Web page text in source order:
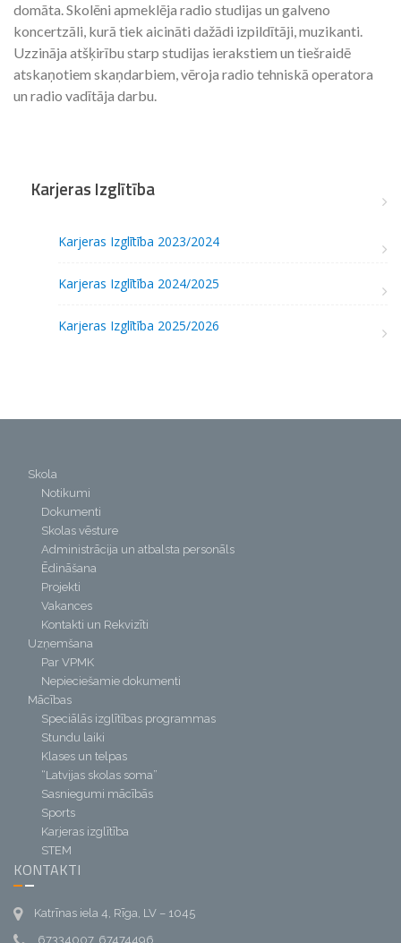
domāta. Skolēni apmeklēja radio studijas un galveno
koncertzāli, kurā tiek aicināti dažādi izpildītāji, muzikanti.
Uzzināja atšķirību starp studijas ierakstiem un tiešraidē
atskaņotiem skaņdarbiem, vēroja radio tehniskā operatora
un radio vadītāja darbu.
Karjeras Izglītība
Karjeras Izglītība 2023/2024
Karjeras Izglītība 2024/2025
Karjeras Izglītība 2025/2026
Skola
Notikumi
Dokumenti
Skolas vēsture
Administrācija un atbalsta personāls
Ēdināšana
Projekti
Vakances
Kontakti un Rekvizīti
Uzņemšana
Par VPMK
Nepieciešamie dokumenti
Mācības
Speciālās izglītības programmas
Stundu laiki
Klases un telpas
“Latvijas skolas soma”
Sasniegumi mācībās
Sports
Karjeras izglītība
STEM
KONTAKTI
Katrīnas iela 4, Rīga, LV – 1045
67334007, 67474496